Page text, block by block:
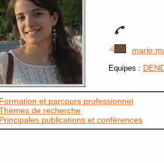
Equipes :
et parcours professionnel
de recherche
publications et conférences